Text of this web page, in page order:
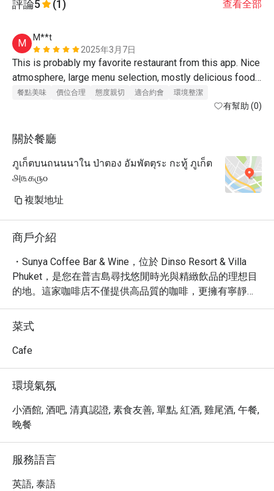
評論5 (1) 查看全部
M
M**t
2025年3月7日
This is probably my favorite restaurant from this app. Nice
atmosphere, large menu selection, mostly delicious food,
great service and very friendly staff. Great coffee and
coconut dessert. I'll be back here more than once
餐點美味 價位合理 態度親切 適合約會 環境整潔
有幫助 (0)
關於餐廳
ภูเก็ตบนถนนนาใน ป่าตอง อัมพัตตุระ กะทู้ ภูเก็ต
௮௩௧௫௦
複製地址
商戶介紹
・Sunya Coffee Bar & Wine，位於 Dinso Resort & Villa
Phuket，是您在普吉島尋找悠閒時光與精緻飲品的理想目
的地。這家咖啡店不僅提供高品質的咖啡，更擁有寧靜舒
適的氛圍，讓您在此放鬆身心，享受片刻寧靜。
・無論是獨自享受一杯香醇咖啡，或是與旅伴共享愜意時
光，Sunya Coffee Bar & Wine 都能滿足您的需求。店家提
供免費路邊停車格，交通便利，且非常適合攜帶兒童的家
・別忘了透過 Eatigo 預訂您的座位，享受高達 5 折的獨家
優惠，讓您的咖啡與小酌體驗更加物超所值！
菜式
Cafe
環境氣氛
小酒館, 酒吧, 清真認證, 素食友善, 單點, 紅酒, 雞尾酒, 午餐,
晚餐
服務語言
英語, 泰語